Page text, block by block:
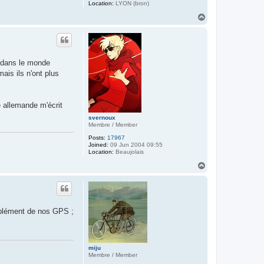
Location: LYON (bron)
svernoux
Membre / Member
Posts: 17967
Joined: 09 Jun 2004 09:55
Location: Beaujolais
le monde
ils n'ont plus
m'écrit
miju
Membre / Member
de nos GPS ;